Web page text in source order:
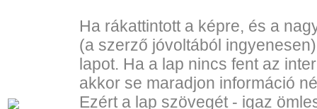
Ha rákattintott a képre, és a
(a szerző jóvoltából
lapot. Ha a lap nincs fent az
akkor se maradjon információ
Ezért a lap szövegét - igaz